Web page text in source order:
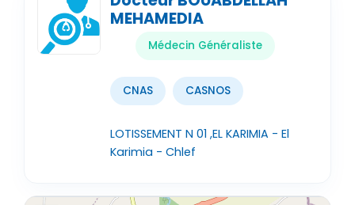
MEHAMEDIA
Médecin Généraliste
CNAS CASNOS
LOTISSEMENT N 01 ,EL KARIMIA - El
Karimia - Chlef